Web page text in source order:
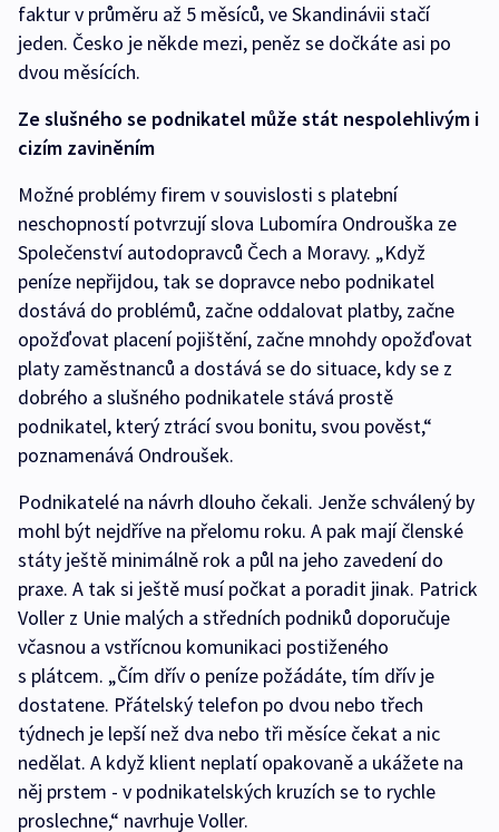
faktur v průměru až 5 měsíců, ve Skandinávii stačí
jeden. Česko je někde mezi, peněz se dočkáte asi po
dvou měsících.
Ze slušného se podnikatel může stát nespolehlivým i
cizím zaviněním
Možné problémy firem v souvislosti s platební
neschopností potvrzují slova Lubomíra Ondrouška ze
Společenství autodopravců Čech a Moravy. „Když
peníze nepřijdou, tak se dopravce nebo podnikatel
dostává do problémů, začne oddalovat platby, začne
opožďovat placení pojištění, začne mnohdy opožďovat
platy zaměstnanců a dostává se do situace, kdy se z
dobrého a slušného podnikatele stává prostě
podnikatel, který ztrácí svou bonitu, svou pověst,“
poznamenává Ondroušek.
Podnikatelé na návrh dlouho čekali. Jenže schválený by
mohl být nejdříve na přelomu roku. A pak mají členské
státy ještě minimálně rok a půl na jeho zavedení do
praxe. A tak si ještě musí počkat a poradit jinak. Patrick
Voller z Unie malých a středních podniků doporučuje
včasnou a vstřícnou komunikaci postiženého
s plátcem. „Čím dřív o peníze požádáte, tím dřív je
dostatene. Přátelský telefon po dvou nebo třech
týdnech je lepší než dva nebo tři měsíce čekat a nic
nedělat. A když klient neplatí opakovaně a ukážete na
něj prstem - v podnikatelských kruzích se to rychle
proslechne,“ navrhuje Voller.